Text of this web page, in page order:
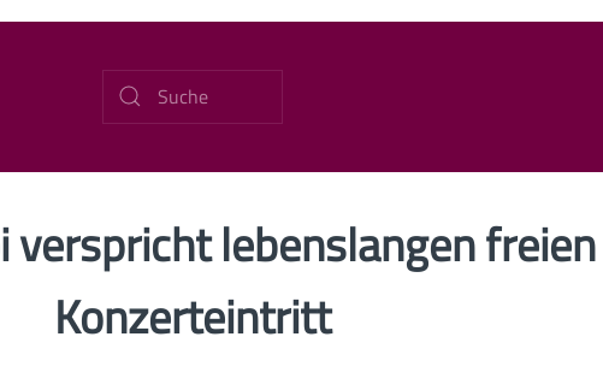
verspricht lebenslangen freien
Konzerteintritt